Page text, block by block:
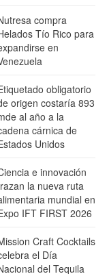
compra
Tío Rico para
en
obligatorio
origen costaría 893
al año a la
cárnica de
Unidos
e innovación
la nueva ruta
mundial en
IFT FIRST 2026
Craft Cocktails
el Día
del Tequila